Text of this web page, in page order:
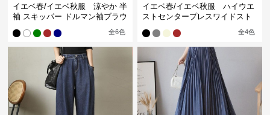
イエベ春/イエベ秋服 涼やか 半
袖 スキッパー ドルマン袖ブラウ
全6色
イエベ春/イエベ秋服 ハイウエ
ストセンタープレスワイドスト
全4色